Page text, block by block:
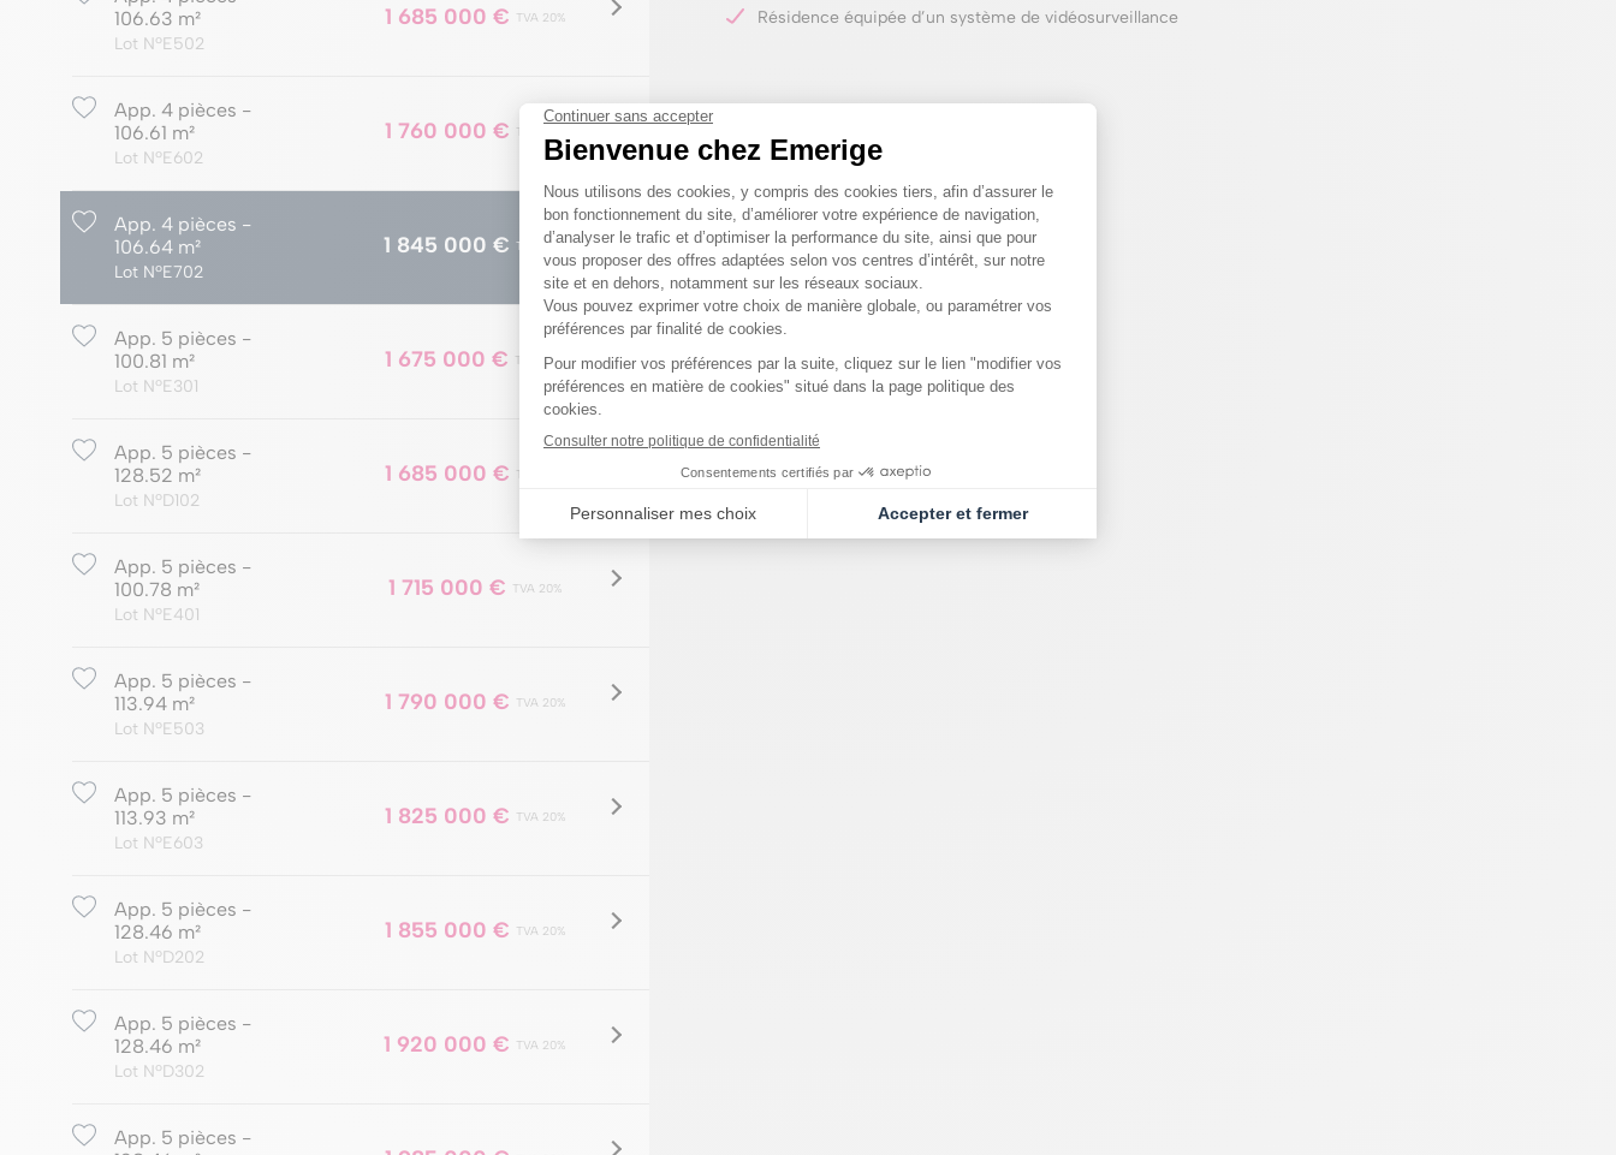
106.63 m²
Lot NºE502
1 685 000 € TVA 20%
App. 4 pièces -
106.61 m²
Lot NºE602
1 760 000 € TVA 20%
App. 4 pièces -
106.64 m²
Lot NºE702
1 845 000 € TVA 20%
App. 5 pièces -
100.81 m²
Lot NºE301
1 675 000 € TVA 20%
App. 5 pièces -
128.52 m²
Lot NºD102
1 685 000 € TVA 20%
App. 5 pièces -
100.78 m²
Lot NºE401
1 715 000 € TVA 20%
App. 5 pièces -
113.94 m²
Lot NºE503
1 790 000 € TVA 20%
App. 5 pièces -
113.93 m²
Lot NºE603
1 825 000 € TVA 20%
App. 5 pièces -
128.46 m²
Lot NºD202
1 855 000 € TVA 20%
App. 5 pièces -
128.46 m²
Lot NºD302
1 920 000 € TVA 20%
App. 5 pièces -
Résidence équipée d’un système de vidéosurveillance